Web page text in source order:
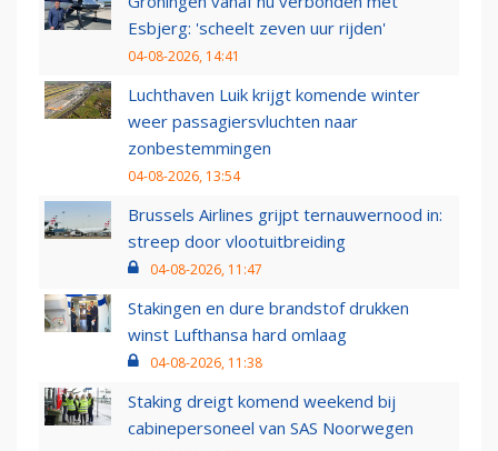
Esbjerg: 'scheelt zeven uur rijden'
04-08-2026, 14:41
Luchthaven Luik krijgt komende winter
weer passagiersvluchten naar
zonbestemmingen
04-08-2026, 13:54
Brussels Airlines grijpt ternauwernood in:
streep door vlootuitbreiding
04-08-2026, 11:47
Stakingen en dure brandstof drukken
winst Lufthansa hard omlaag
04-08-2026, 11:38
Staking dreigt komend weekend bij
cabinepersoneel van SAS Noorwegen